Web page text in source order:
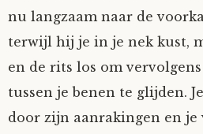
nu langzaam naar de
terwijl hij je in je nek kust,
en de rits los om
tussen je benen te glijden.
door zijn aanrakingen en je